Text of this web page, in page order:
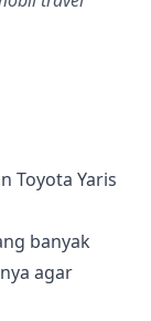
Toyota Yaris
banyak
agar